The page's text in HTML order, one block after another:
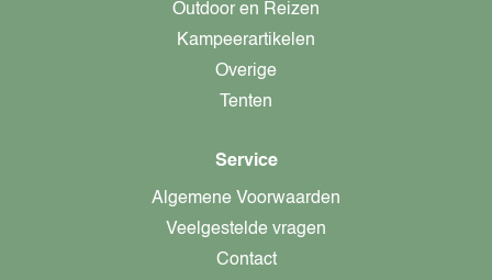
Outdoor en Reizen
Kampeerartikelen
Overige
Tenten
Service
Algemene Voorwaarden
Veelgestelde vragen
Contact